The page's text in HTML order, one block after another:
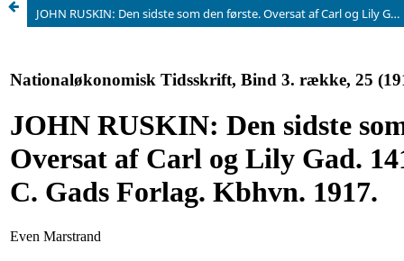
JOHN RUSKIN: Den sidste som den første. Oversat af Carl og Lily Gad. 141 Sider. G. E. C. Gads Forlag. Kbhvn. 1917.